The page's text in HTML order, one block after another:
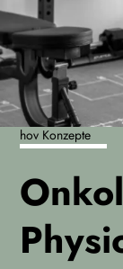
hov Konzepte